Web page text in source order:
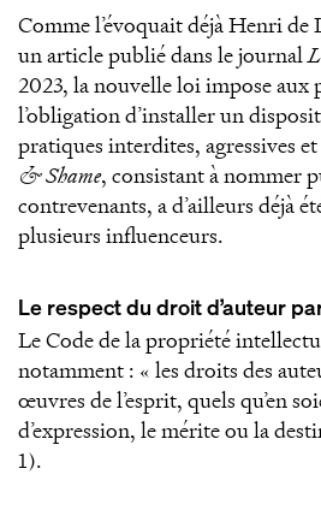
Comme l’évoquait déjà Henri de
un article publié dans le journal
2023, la nouvelle loi impose aux
l’obligation d’installer un
pratiques interdites, agressives
& Shame, consistant à nommer
contrevenants, a d’ailleurs déjà
plusieurs influenceurs.
Le respect du droit d’auteur
Le Code de la propriété
notamment : « les droits des
œuvres de l’esprit, quels qu’en
d’expression, le mérite ou la
1).